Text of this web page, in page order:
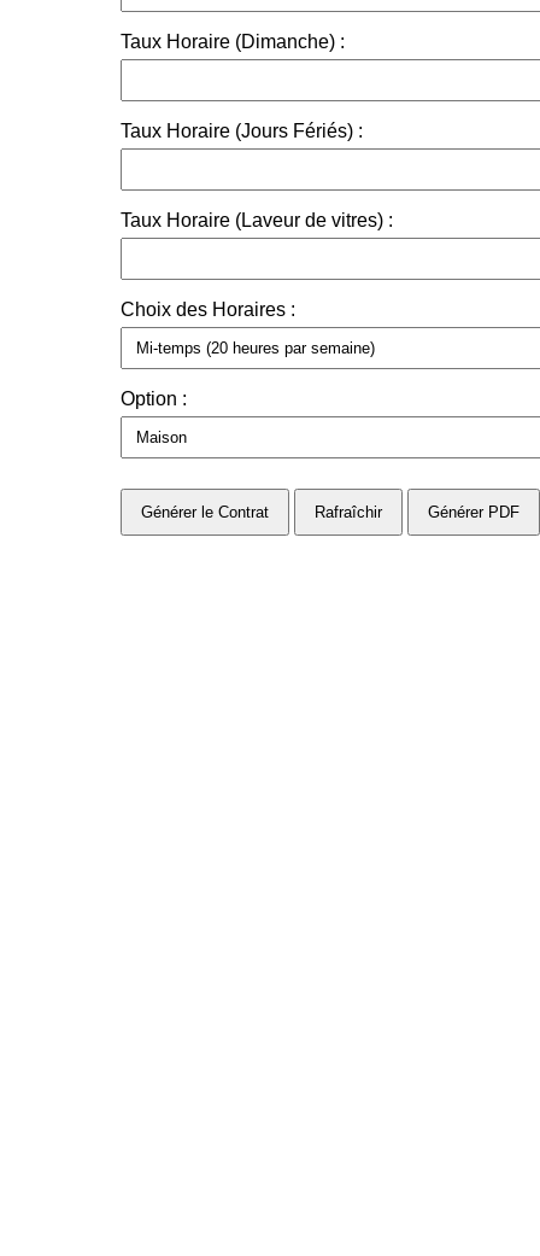
Taux Horaire (Dimanche) :
Taux Horaire (Jours Fériés) :
Taux Horaire (Laveur de vitres) :
Choix des Horaires :
Option :
Générer le Contrat Rafraîchir Générer PDF